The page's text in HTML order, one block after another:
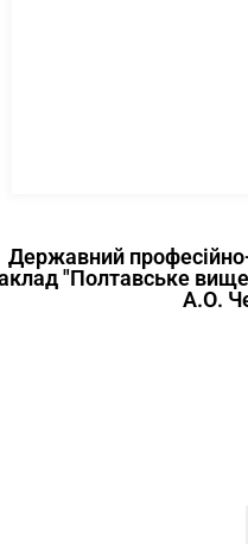
Державний
"Полтавське
А.О.